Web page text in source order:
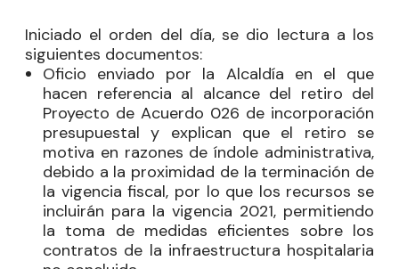
Iniciado el orden del día, se dio lectura a los
siguientes documentos:
Oficio enviado por la Alcaldía en el que
hacen referencia al alcance del retiro del
Proyecto de Acuerdo 026 de incorporación
presupuestal y explican que el retiro se
motiva en razones de índole administrativa,
debido a la proximidad de la terminación de
la vigencia fiscal, por lo que los recursos se
incluirán para la vigencia 2021, permitiendo
la toma de medidas eficientes sobre los
contratos de la infraestructura hospitalaria